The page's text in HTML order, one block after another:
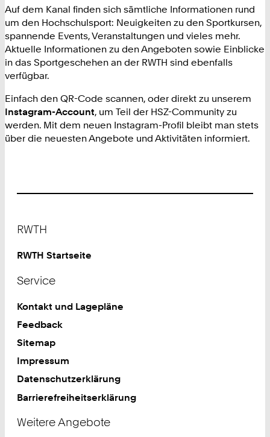
Auf dem Kanal finden sich sämtliche Informationen rund
um den Hochschulsport: Neuigkeiten zu den Sportkursen,
spannende Events, Veranstaltungen und vieles mehr.
Aktuelle Informationen zu den Angeboten sowie Einblicke
in das Sportgeschehen an der RWTH sind ebenfalls
verfügbar.
Einfach den QR-Code scannen, oder direkt zu unserem
Instagram-Account, um Teil der HSZ-Community zu
werden. Mit dem neuen Instagram-Profil bleibt man stets
über die neuesten Angebote und Aktivitäten informiert.
RWTH
RWTH Startseite
Service
Kontakt und Lagepläne
Feedback
Sitemap
Impressum
Datenschutzerklärung
Barrierefreiheitserklärung
Weitere Angebote